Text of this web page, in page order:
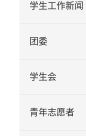
释放你的生活创意
学生工作新闻
团委
学生会
青年志愿者